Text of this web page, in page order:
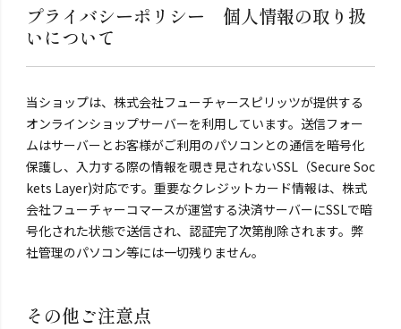
プライバシーポリシー 個人情報の取り扱
いについて
当ショップは、株式会社フューチャースピリッツが提供する
オンラインショップサーバーを利用しています。送信フォー
ムはサーバーとお客様がご利用のパソコンとの通信を暗号化
保護し、入力する際の情報を覗き見されないSSL（Secure Soc
kets Layer)対応です。重要なクレジットカード情報は、株式
会社フューチャーコマースが運営する決済サーバーにSSLで暗
号化された状態で送信され、認証完了次第削除されます。弊
社管理のパソコン等には一切残りません。
その他ご注意点